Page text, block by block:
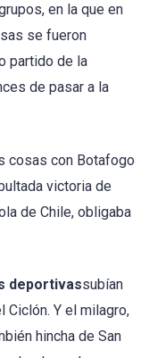
en la que en
se fueron
partido de la
de pasar a la
cosas con Botafogo
victoria de
de Chile, obligaba
deportivassubían
Ciclón. Y el milagro,
hincha de San